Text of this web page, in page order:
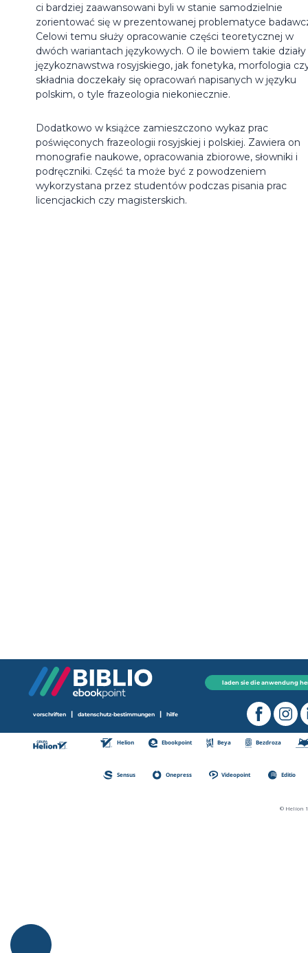
ci bardziej zaawansowani byli w stanie samodzielnie
zorientować się w prezentowanej problematyce
Celowi temu służy opracowanie części teoretycznej w
dwóch wariantach językowych. O ile bowiem takie działy
językoznawstwa rosyjskiego, jak fonetyka, morfologia
składnia doczekały się opracowań napisanych w języku
polskim, o tyle frazeologia niekoniecznie.
Dodatkowo w książce zamieszczono wykaz prac
poświęconych frazeologii rosyjskiej i polskiej. Zawiera on
monografie naukowe, opracowania zbiorowe, słowniki i
podręczniki. Część ta może być z powodzeniem
wykorzystana przez studentów podczas pisania prac
licencjackich czy magisterskich.
laden sie die anwendung
vorschriften | datenschutz-bestimmungen | hilfe
Helion Ebookpoint Beya Bezdroza
Sensus Onepress Videopoint Editio
© Helion